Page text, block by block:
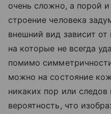
очень сложно, а порой
строение человека
внешний вид зависит
на которые не всегда
помимо
можно на состояние
никаких пор или
вероятность, что